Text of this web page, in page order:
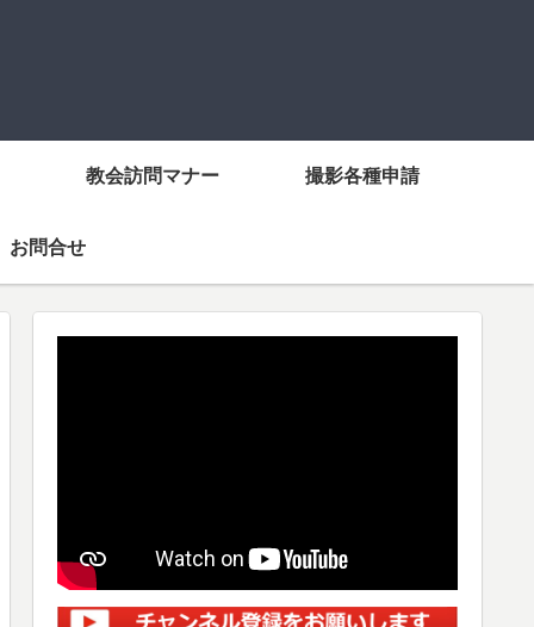
教会訪問マナー 撮影各種申請
お問合せ